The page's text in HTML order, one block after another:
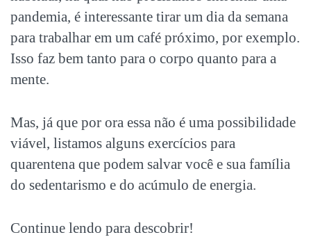
pandemia, é interessante tirar um dia da semana
para trabalhar em um café próximo, por exemplo.
Isso faz bem tanto para o corpo quanto para a
mente.
Mas, já que por ora essa não é uma possibilidade
viável, listamos alguns exercícios para
quarentena que podem salvar você e sua família
do sedentarismo e do acúmulo de energia.
Continue lendo para descobrir!